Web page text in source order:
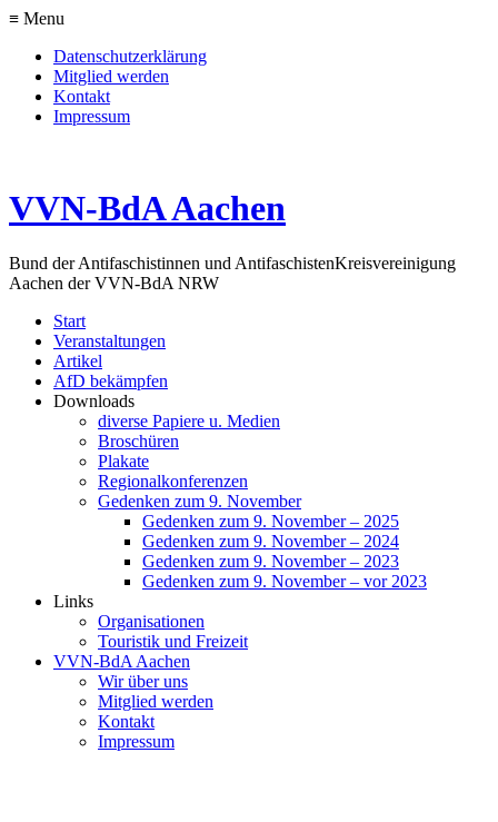
≡ Menu
Datenschutzerklärung
Mitglied werden
Kontakt
Impressum
VVN-BdA Aachen
Bund der Antifaschistinnen und AntifaschistenKreisvereinigung
Aachen der VVN-BdA NRW
Start
Veranstaltungen
Artikel
AfD bekämpfen
Downloads
diverse Papiere u. Medien
Broschüren
Plakate
Regionalkonferenzen
Gedenken zum 9. November
Gedenken zum 9. November – 2025
Gedenken zum 9. November – 2024
Gedenken zum 9. November – 2023
Gedenken zum 9. November – vor 2023
Links
Organisationen
Touristik und Freizeit
VVN-BdA Aachen
Wir über uns
Mitglied werden
Kontakt
Impressum